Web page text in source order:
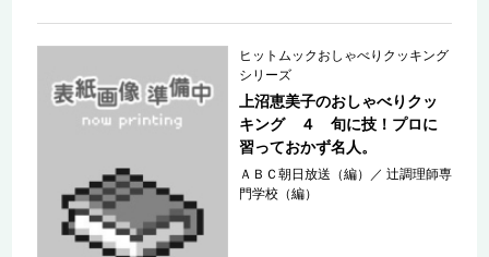
ヒットムックおしゃべりクッキング
シリーズ
上沼恵美子のおしゃべりクッ
キング ４ 旬に技！プロに
習っておかず名人。
ＡＢＣ朝日放送（編） ／辻調理師専
門学校（編）